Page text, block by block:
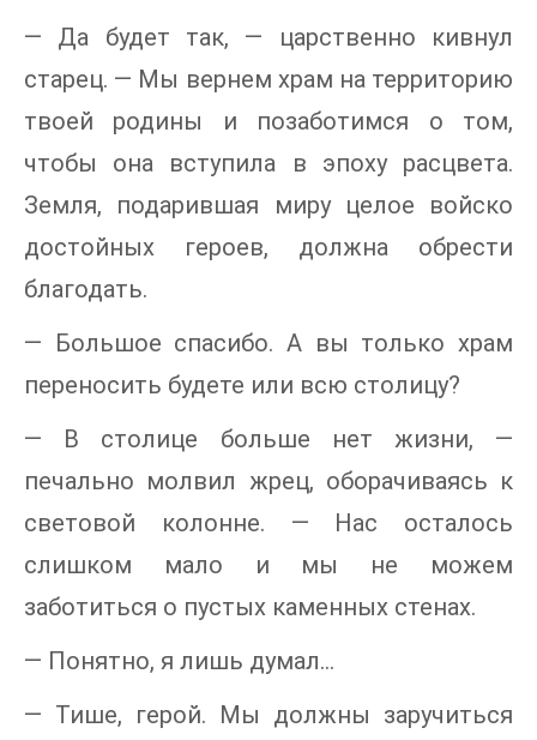
— Да будет так, — царственно кивнул
старец. — Мы вернем храм на территорию
твоей родины и позаботимся о том,
чтобы она вступила в эпоху расцвета.
Земля, подарившая миру целое войско
достойных героев, должна обрести
благодать.
— Большое спасибо. А вы только храм
переносить будете или всю столицу?
— В столице больше нет жизни, —
печально молвил жрец, оборачиваясь к
световой колонне. — Нас осталось
слишком мало и мы не можем
заботиться о пустых каменных стенах.
— Понятно, я лишь думал…
— Тише, герой. Мы должны заручиться